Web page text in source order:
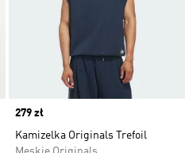
Price
279 zł
Kamizelka Originals Trefoil